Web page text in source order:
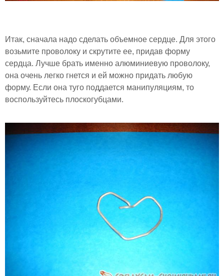
Итак, сначала надо сделать объемное сердце. Для этого
возьмите проволоку и скрутите ее, придав форму
сердца. Лучше брать именно алюминиевую проволоку,
она очень легко гнется и ей можно придать любую
форму. Если она туго поддается манипуляциям, то
воспользуйтесь плоскогубцами.